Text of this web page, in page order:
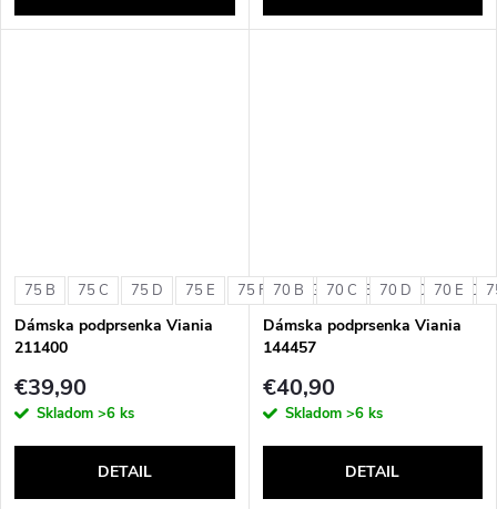
75 B 75 C 75 D 75 E 75 F 75 G 80 B 80 C 80 D
Dámska podprsenka Viania
211400
€39,90
Skladom >6 ks
DETAIL
70 B 70 C 70 D 70 E
Dámska podprsenka Viania
144457
€40,90
Skladom >6 ks
DETAIL